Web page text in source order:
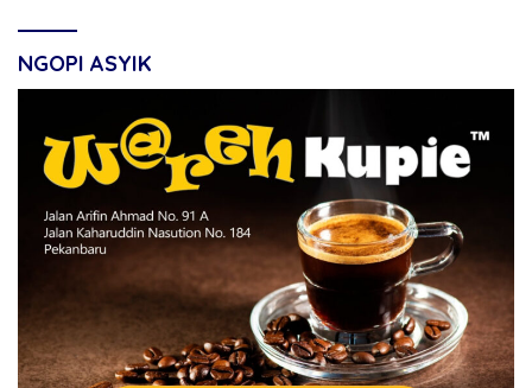
NGOPI ASYIK